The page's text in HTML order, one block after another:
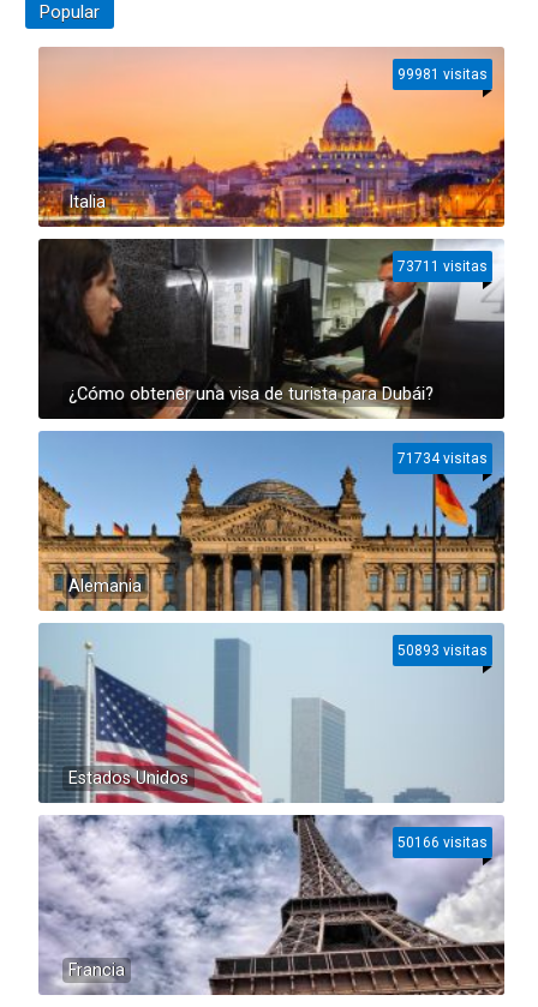
Popular
Italia
99981 visitas
¿Cómo obtener una visa de turista para Dubái?
73711 visitas
Alemania
71734 visitas
Estados Unidos
50893 visitas
Francia
50166 visitas